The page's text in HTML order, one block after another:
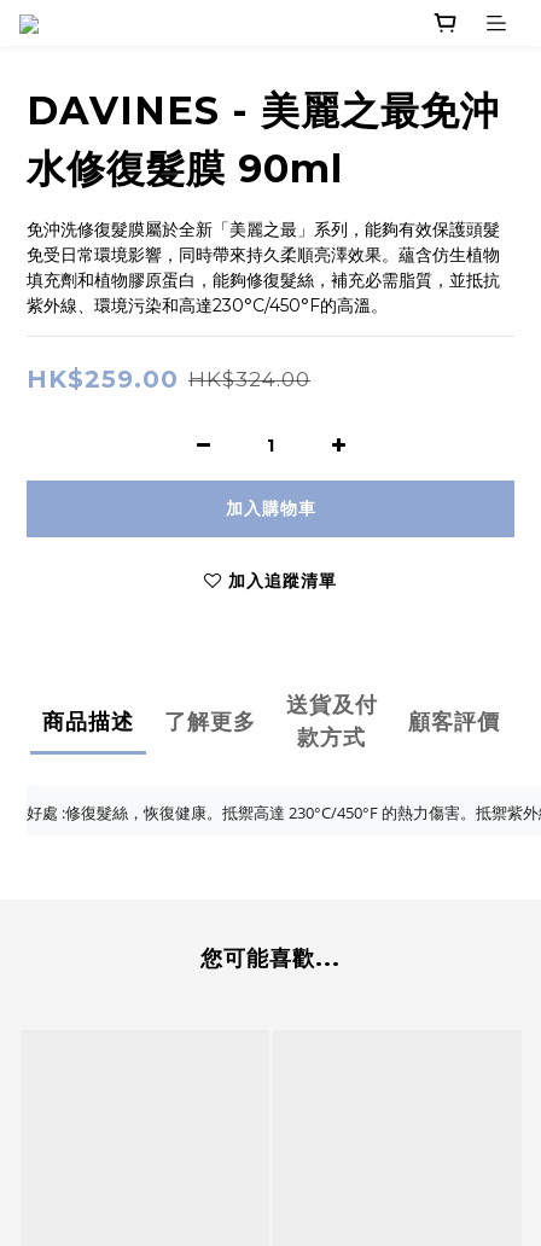
DAVINES - 美麗之最免沖
水修復髮膜 90ml
免沖洗修復髮膜屬於全新「美麗之最」系列，能夠有效保護頭髮
免受日常環境影響，同時帶來持久柔順亮澤效果。蘊含仿生植物
填充劑和植物膠原蛋白，能夠修復髮絲，補充必需脂質，並抵抗
紫外線、環境污染和高達230°C/450°F的高溫。
HK$259.00 HK$324.00
加入購物車
加入追蹤清單
商品描述 了解更多
送貨及付
款方式
顧客評價
好處 :修復髮絲，恢復健康。抵禦高達 230°C/450°F 的熱力傷害。抵禦紫
您可能喜歡...